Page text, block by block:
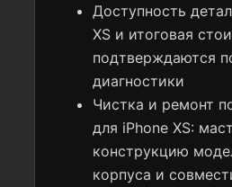
Доступность
XS и итоговая
подтверждаются
диагностики
Чистка и ремонт
для iPhone XS:
конструкцию
корпуса и